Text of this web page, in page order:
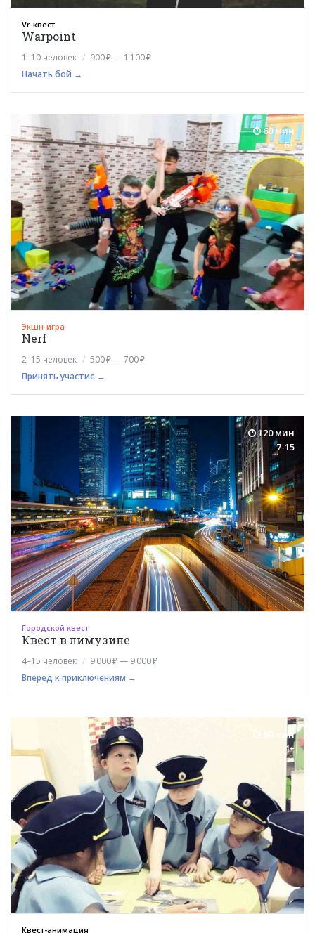
Vr-квест
Warpoint
1–10 человек
900 ₽ — 1 100 ₽
Начать бой →
60 мин
6+
Экшн-игра
Nerf
2–15 человек
500 ₽ — 700 ₽
Принять участие →
120 мин
7-15
Городской квест
Квест в лимузине
4–15 человек
9 000 ₽ — 9 000 ₽
Вперед к приключениям →
60 мин
4+
Квест-анимация